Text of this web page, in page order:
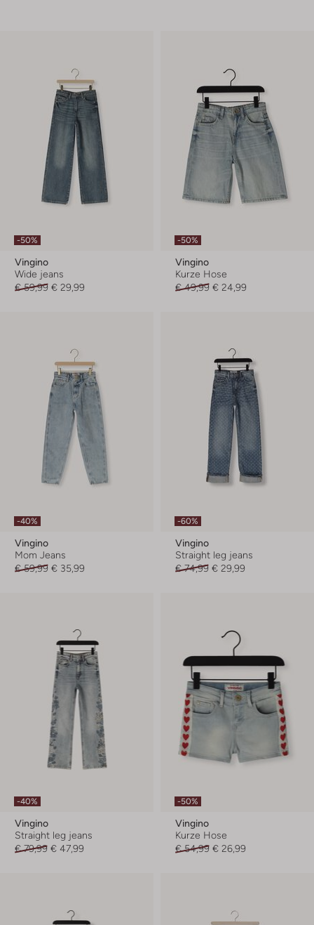
-50%
Vingino
Wide jeans
€ 59,99 € 29,99
-50%
Vingino
Kurze Hose
€ 49,99 € 24,99
-40%
Vingino
Mom Jeans
€ 59,99 € 35,99
-60%
Vingino
Straight leg jeans
€ 74,99 € 29,99
-40%
Vingino
Straight leg jeans
€ 79,99 € 47,99
-50%
Vingino
Kurze Hose
€ 54,99 € 26,99